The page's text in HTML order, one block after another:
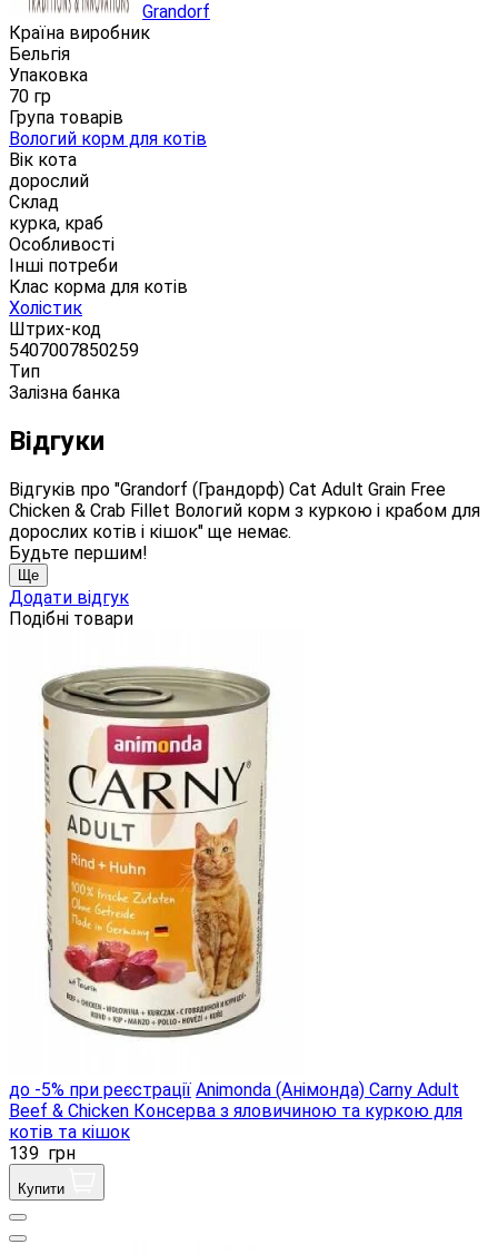
Grandorf
Країна виробник
Бельгія
Упаковка
70 гр
Група товарів
Вологий корм для котів
Вік кота
дорослий
Склад
курка, краб
Особливості
Інші потреби
Клас корма для котів
Холістик
Штрих-код
5407007850259
Тип
Залізна банка
Відгуки
Відгуків про "Grandorf (Грандорф) Cat Adult Grain Free
Chicken & Crab Fillet Вологий корм з куркою і крабом для
дорослих котів і кішок" ще немає.
Будьте першим!
Ще
Додати відгук
Подібні товари
до -5% при реєстрації Animonda (Анімонда) Carny Adult
Beef & Chicken Консерва з яловичиною та куркою для
котів та кішок
139 грн
Купити